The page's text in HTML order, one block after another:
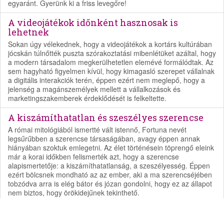
egyaránt. Gyerünk ki a friss levegőre!
A videojátékok időnként hasznosak is
lehetnek
Sokan úgy vélekednek, hogy a videojátékok a kortárs kultúrában
jócskán túlnőtték puszta szórakoztatási mibenlétüket azáltal, hogy
a modern társadalom megkerülhetetlen elemévé formálódtak. Az
sem hagyható figyelmen kívül, hogy kimagasló szerepet vállalnak
a digitális interakciók terén, éppen ezért nem meglepő, hogy a
jelenség a magánszemélyek mellett a vállalkozások és
marketingszakemberek érdeklődését is felkeltette.
A kiszámíthatatlan és szeszélyes szerencse
A római mitológiából ismertté vált istennő, Fortuna nevét
legsűrűbben a szerencse társaságában, avagy éppen annak
hiányában szoktuk emlegetni. Az élet történésein töprengő eleink
már a korai időkben felismerték azt, hogy a szerencse
alapismertetője: a kiszámíthatatlanság, a szeszélyesség. Éppen
ezért bölcsnek mondható az az ember, aki a ma szerencséjében
tobzódva arra is elég bátor és józan gondolni, hogy ez az állapot
nem biztos, hogy örökidejűnek tekinthető.